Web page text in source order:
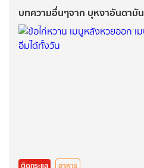
บทความอื่นๆจาก บุหงาอันดามัน
ติดกระแส อาหาร